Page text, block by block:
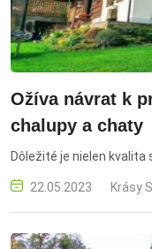
Ožíva návrat k
chalupy a chaty
Dôležité je nielen kvalita
22.05.2023 Krásy